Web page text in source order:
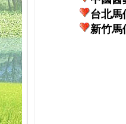
台北馬
新竹馬